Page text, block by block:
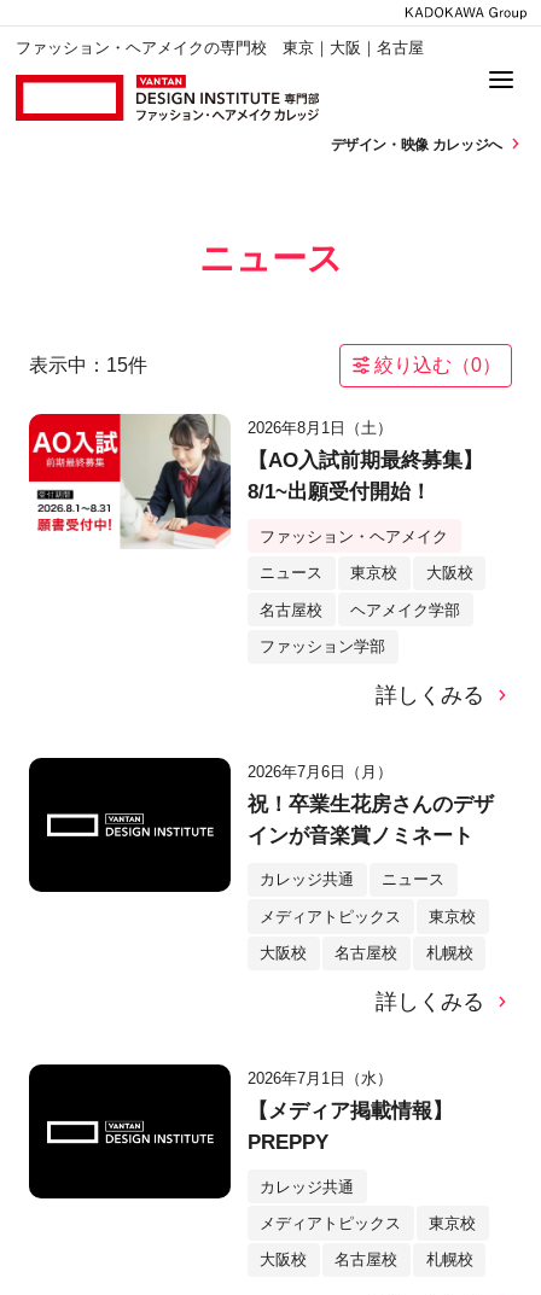
ファッション・ヘアメイクの専門校 東京｜大阪｜名古屋
デザイン・ 映像 カレッジへ
ニュース
表示中： 15件 絞り込む（0）
2026年8月1日（土）
【AO入試前期最終募集】
8/1~出願受付開始！
ファッション・ヘアメイク
ニュース 東京校 大阪校
名古屋校 ヘアメイク学部
ファッション学部
詳しくみる
2026年7月6日（月）
祝！卒業生花房さんのデザ
インが音楽賞ノミネート
カレッジ共通 ニュース
メディアトピックス 東京校
大阪校 名古屋校 札幌校
詳しくみる
2026年7月1日（水）
【メディア掲載情報】
PREPPY
カレッジ共通
メディアトピックス 東京校
大阪校 名古屋校 札幌校